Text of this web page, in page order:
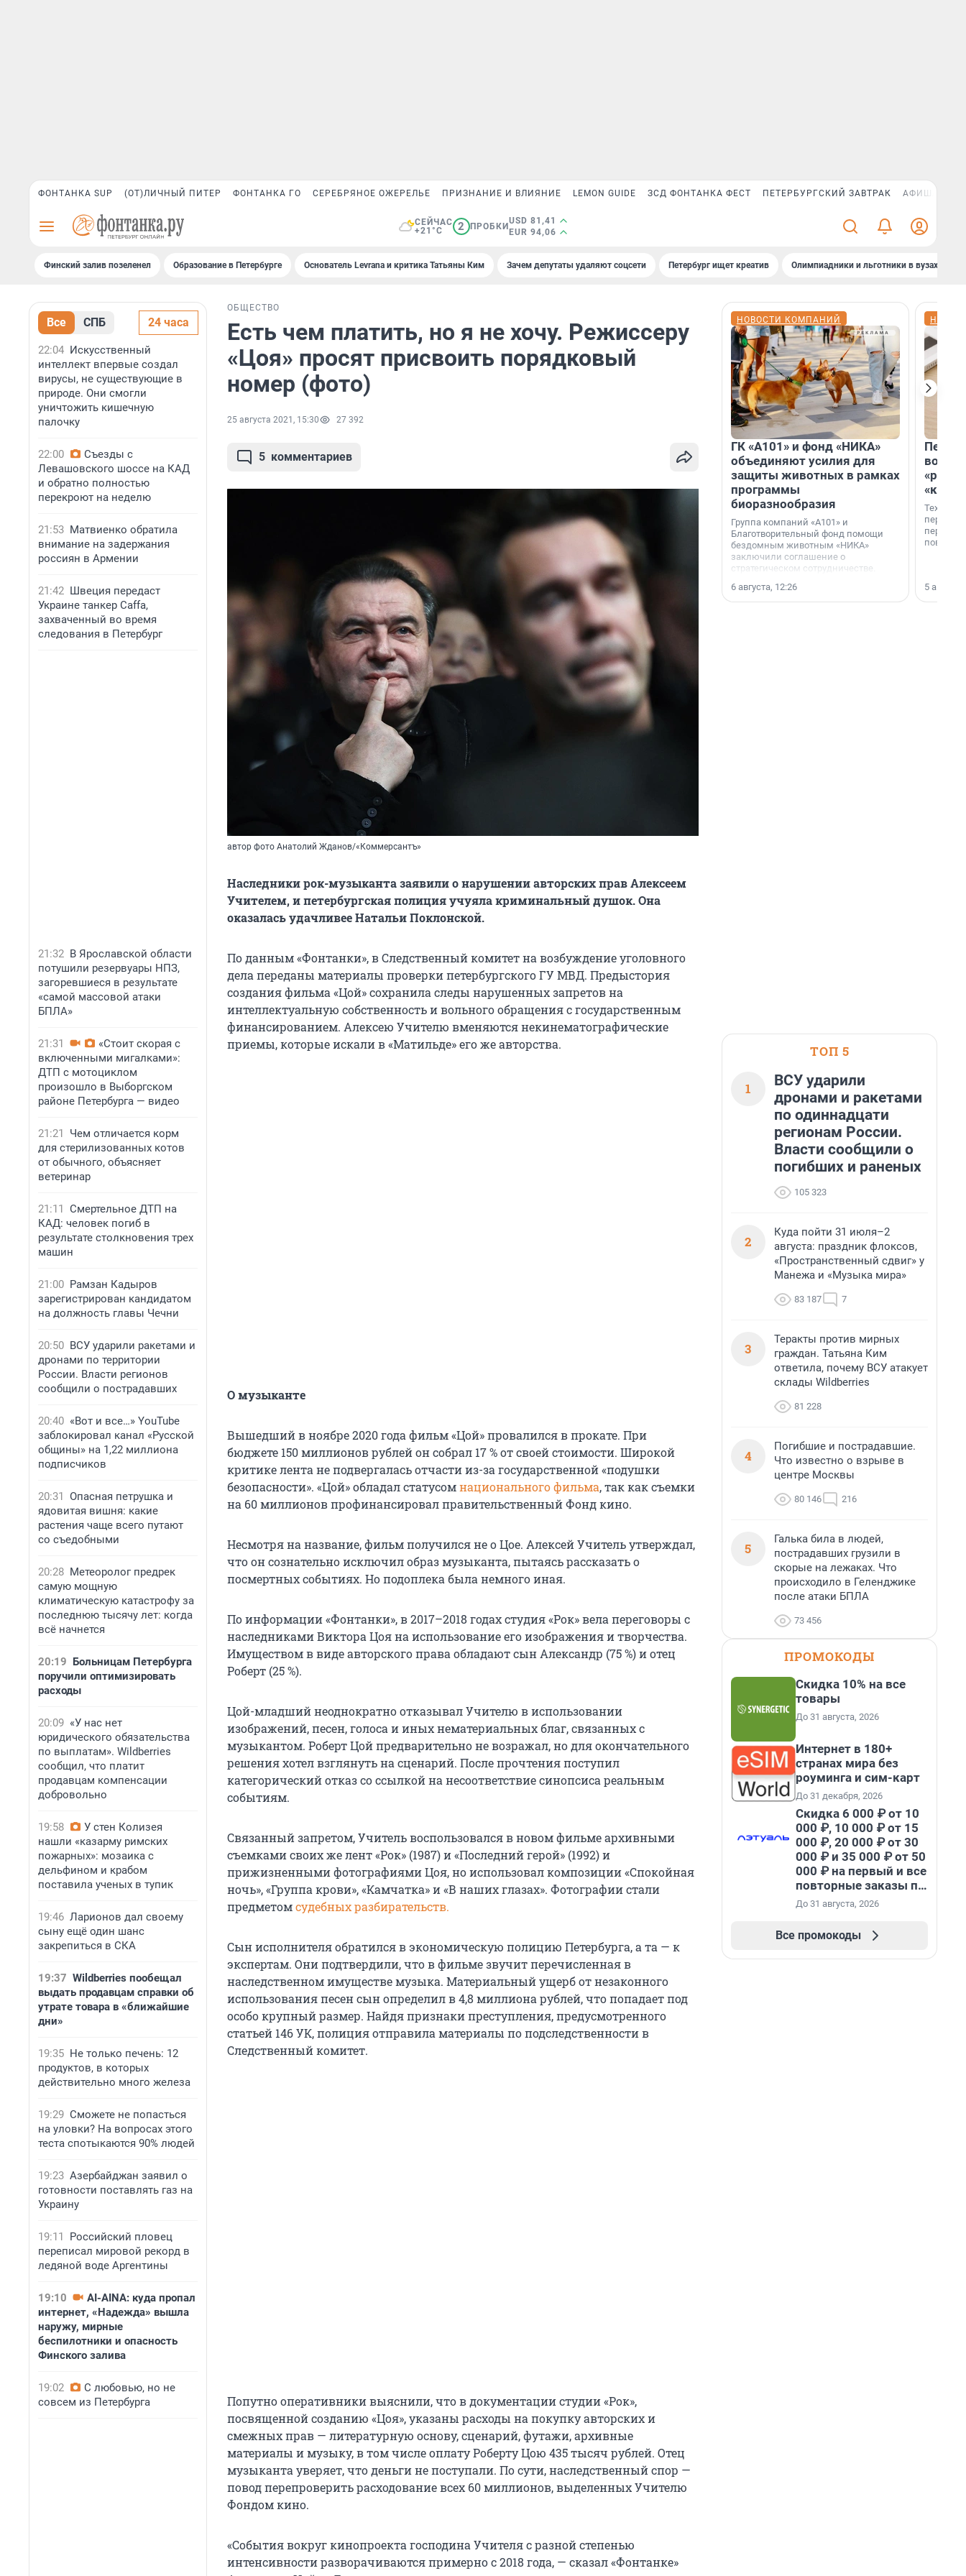
ФОНТАНКА SUP (ОТ)ЛИЧНЫЙ ПИТЕР ФОНТАНКА ГО СЕРЕБРЯНОЕ ОЖЕРЕЛЬЕ ПРИЗНАНИЕ И ВЛИЯНИЕ LEMON GUIDE ЗСД ФОНТАНКА ФЕСТ ПЕТЕРБУРГСКИЙ ЗАВТРАК АФИША PLUS
СЕЙЧАС
+21°C
2 ПРОБКИ
USD 81,41
EUR 94,06
Финский залив позеленел Образование в Петербурге Основатель Levrana и критика Татьяны Ким Зачем депутаты удаляют соцсети Петербург ищет креатив Олимпиадники и льготники в вузах СПб
Все СПБ 24 часа
22:04 Искусственный
интеллект впервые создал
вирусы, не существующие в
природе. Они смогли
уничтожить кишечную
палочку
22:00
Съезды с
Левашовского шоссе на КАД
и обратно полностью
перекроют на неделю
21:53 Матвиенко обратила
внимание на задержания
россиян в Армении
21:42 Швеция передаст
Украине танкер Caffa,
захваченный во время
следования в Петербург
21:32 В Ярославской области
потушили резервуары НПЗ,
загоревшиеся в результате
«самой массовой атаки
БПЛА»
21:31
«Стоит скорая с
включенными мигалками»:
ДТП с мотоциклом
произошло в Выборгском
районе Петербурга — видео
21:21
Чем отличается корм
для стерилизованных котов
от обычного, объясняет
ветеринар
21:11 Смертельное ДТП на
КАД: человек погиб в
результате столкновения трех
машин
21:00 Рамзан Кадыров
зарегистрирован кандидатом
на должность главы Чечни
20:50 ВСУ ударили ракетами и
дронами по территории
России. Власти регионов
сообщили о пострадавших
20:40 «Вот и все…» YouTube
заблокировал канал «Русской
общины» на 1,22 миллиона
подписчиков
20:31 Опасная петрушка и
ядовитая вишня: какие
растения чаще всего путают
со съедобными
20:28 Метеоролог предрек
самую мощную
климатическую катастрофу за
последнюю тысячу лет: когда
всё начнется
20:19 Больницам Петербурга
поручили оптимизировать
расходы
20:09 «У нас нет
юридического обязательства
по выплатам». Wildberries
сообщил, что платит
продавцам компенсации
добровольно
19:58
У стен Колизея
нашли «казарму римских
пожарных»: мозаика с
дельфином и крабом
поставила ученых в тупик
19:46 Ларионов дал своему
сыну ещё один шанс
закрепиться в СКА
19:37 Wildberries пообещал
выдать продавцам справки об
утрате товара в «ближайшие
дни»
19:35 Не только печень: 12
продуктов, в которых
действительно много железа
19:29 Сможете не попасться
на уловки? На вопросах этого
теста спотыкаются 90% людей
19:23 Азербайджан заявил о
готовности поставлять газ на
Украину
19:11
Российский пловец
переписал мировой рекорд в
ледяной воде Аргентины
19:10
AI-AINA: куда пропал
интернет, «Надежда» вышла
наружу, мирные
беспилотники и опасность
Финского залива
19:02
С любовью, но не
совсем из Петербурга
ОБЩЕСТВО
Есть чем платить, но я не хочу. Режиссеру
«Цоя» просят присвоить порядковый
номер (фото)
25 августа 2021, 15:30 27 392
5 комментариев
автор фото Анатолий Жданов/«Коммерсантъ»
Наследники рок-музыканта заявили о нарушении авторских прав Алексеем
Учителем, и петербургская полиция учуяла криминальный душок. Она
оказалась удачливее Натальи Поклонской.
По данным «Фонтанки», в Следственный комитет на возбуждение уголовного
дела переданы материалы проверки петербургского ГУ МВД. Предыстория
создания фильма «Цой» сохранила следы нарушенных запретов на
интеллектуальную собственность и вольного обращения с государственным
финансированием. Алексею Учителю вменяются некинематографические
приемы, которые искали в «Матильде» его же авторства.
О музыканте
Вышедший в ноябре 2020 года фильм «Цой» провалился в прокате. При
бюджете 150 миллионов рублей он собрал 17 % от своей стоимости. Широкой
критике лента не подвергалась отчасти из-за государственной «подушки
безопасности». «Цой» обладал статусомнационального фильма, так как съемки
на 60 миллионов профинансировал правительственный Фонд кино.
Несмотря на название, фильм получился не о Цое. Алексей Учитель утверждал,
что он сознательно исключил образ музыканта, пытаясь рассказать о
посмертных событиях. Но подоплека была немного иная.
По информации «Фонтанки», в 2017–2018 годах студия «Рок» вела переговоры с
наследниками Виктора Цоя на использование его изображения и творчества.
Имуществом в виде авторского права обладают сын Александр (75 %) и отец
Роберт (25 %).
Цой-младший неоднократно отказывал Учителю в использовании
изображений, песен, голоса и иных нематериальных благ, связанных с
музыкантом. Роберт Цой предварительно не возражал, но для окончательного
решения хотел взглянуть на сценарий. После прочтения поступил
категорический отказ со ссылкой на несоответствие синопсиса реальным
событиям.
Связанный запретом, Учитель воспользовался в новом фильме архивными
съемками своих же лент «Рок» (1987) и «Последний герой» (1992) и
прижизненными фотографиями Цоя, но использовал композиции «Спокойная
ночь», «Группа крови», «Камчатка» и «В наших глазах». Фотографии стали
предметомсудебных разбирательств.
Сын исполнителя обратился в экономическую полицию Петербурга, а та — к
экспертам. Они подтвердили, что в фильме звучит перечисленная в
наследственном имуществе музыка. Материальный ущерб от незаконного
использования песен сын определил в 4,8 миллиона рублей, что попадает под
особо крупный размер. Найдя признаки преступления, предусмотренного
статьей 146 УК, полиция отправила материалы по подследственности в
Следственный комитет.
Попутно оперативники выяснили, что в документации студии «Рок»,
посвященной созданию «Цоя», указаны расходы на покупку авторских и
смежных прав — литературную основу, сценарий, футажи, архивные
материалы и музыку, в том числе оплату Роберту Цою 435 тысяч рублей. Отец
музыканта уверяет, что деньги не поступали. По сути, наследственный спор —
повод перепроверить расходование всех 60 миллионов, выделенных Учителю
Фондом кино.
«События вокруг кинопроекта господина Учителя с разной степенью
интенсивности разворачиваются примерно с 2018 года, — сказал «Фонтанке»
НОВОСТИ КОМПАНИЙ
ГК «А101» и фонд «НИКА»
объединяют усилия для
защиты животных в рамках
программы
биоразнообразия
Группа компаний «А101» и
Благотворительный фонд помощи
бездомным животным «НИКА»
заключили соглашение о
стратегическом сотрудничестве.
6 августа, 12:26
5
ТОП 5
1
ВСУ ударили
дронами и ракетами
по одиннадцати
регионам России.
Власти сообщили о
погибших и раненых
105 323
2
Куда пойти 31 июля–2
августа: праздник флоксов,
«Пространственный сдвиг» у
Манежа и «Музыка мира»
83 187 7
3
Теракты против мирных
граждан. Татьяна Ким
ответила, почему ВСУ атакует
склады Wildberries
81 228
4
Погибшие и пострадавшие.
Что известно о взрыве в
центре Москвы
80 146 216
5
Галька била в людей,
пострадавших грузили в
скорые на лежаках. Что
происходило в Геленджике
после атаки БПЛА
73 456
ПРОМОКОДЫ
Скидка 10% на все
товары
До 31 августа, 2026
Интернет в 180+
странах мира без
роуминга и сим-карт
До 31 декабря, 2026
Скидка 6 000 ₽ от 10
000 ₽, 10 000 ₽ от 15
000 ₽, 20 000 ₽ от 30
000 ₽ и 35 000 ₽ от 50
000 ₽ на первый и все
повторные заказы по
промокоду НАБЕРИ
До 31 августа, 2026
Все промокоды